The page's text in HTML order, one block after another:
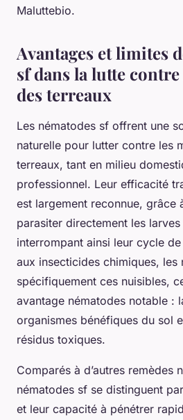
Maluttebio.
Avantages et limites
sf dans la lutte
des terreaux
Les nématodes sf offrent une
naturelle pour lutter contre les
terreaux, tant en milieu
professionnel. Leur efficacité
est largement reconnue, grâce
parasiter directement les
interrompant ainsi leur cycle
aux insecticides chimiques, les
spécifiquement ces nuisibles,
avantage nématodes notable :
organismes bénéfiques du sol
résidus toxiques.
Comparés à d’autres remèdes
nématodes sf se distinguent
et leur capacité à pénétrer